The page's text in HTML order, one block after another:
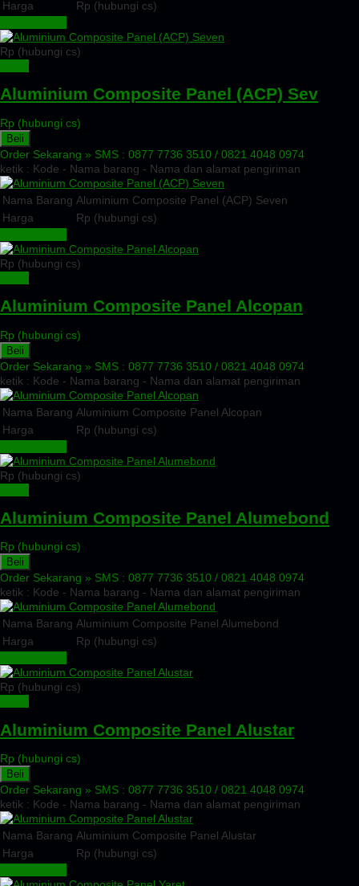
Harga
Rp (hubungi cs)
Rp (hubungi cs)
Aluminium Composite Panel (ACP) Sev
Rp (hubungi cs)
Beli
Order Sekarang » SMS : 0877 7736 3510 / 0821 4048 0974
ketik : Kode - Nama barang - Nama dan alamat pengiriman
Nama Barang Aluminium Composite Panel (ACP) Seven
Harga
Rp (hubungi cs)
Rp (hubungi cs)
Aluminium Composite Panel Alcopan
Rp (hubungi cs)
Beli
Order Sekarang » SMS : 0877 7736 3510 / 0821 4048 0974
ketik : Kode - Nama barang - Nama dan alamat pengiriman
Nama Barang Aluminium Composite Panel Alcopan
Harga
Rp (hubungi cs)
Rp (hubungi cs)
Aluminium Composite Panel Alumebond
Rp (hubungi cs)
Beli
Order Sekarang » SMS : 0877 7736 3510 / 0821 4048 0974
ketik : Kode - Nama barang - Nama dan alamat pengiriman
Nama Barang Aluminium Composite Panel Alumebond
Harga
Rp (hubungi cs)
Rp (hubungi cs)
Aluminium Composite Panel Alustar
Rp (hubungi cs)
Beli
Order Sekarang » SMS : 0877 7736 3510 / 0821 4048 0974
ketik : Kode - Nama barang - Nama dan alamat pengiriman
Nama Barang Aluminium Composite Panel Alustar
Harga
Rp (hubungi cs)